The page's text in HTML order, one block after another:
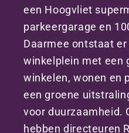
een Hoogvliet
parkeergarage en
Daarmee ontstaat
winkelplein met een
winkelen, wonen en
een groene
voor duurzaamheid.
hebben directeuren